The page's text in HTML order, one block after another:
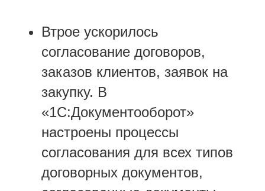
Втрое ускорилось
согласование договоров,
заказов клиентов, заявок на
закупку. В
«1С:Документооборот»
настроены процессы
согласования для всех типов
договорных документов,